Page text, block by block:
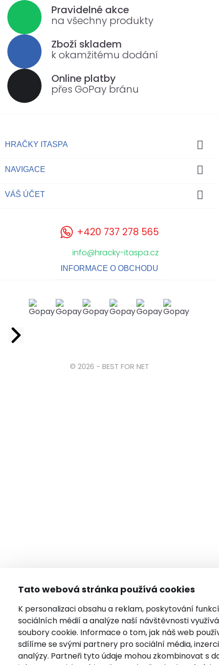
Tato webová stránka používá cookies
K personalizaci obsahu a reklam, poskytování funkcí
sociálních médií a analýze naší návštěvnosti
soubory cookie. Informace o tom, jak náš web
sdílíme se svými partnery pro sociální média,
analýzy. Partneři tyto údaje mohou zkombinovat s
Pravidelné akce
na všechny produkty
Zboží skladem
k okamžitému dodání
Online platby
přes GoPay bránu
HRAČKY ITASPA 
NAVIGACE 
VÁŠ ÚČET 
+420 737 278 565
info@hracky-itaspa.cz
INFORMACE O OBCHODU
© 2026 - BEST FOR NET